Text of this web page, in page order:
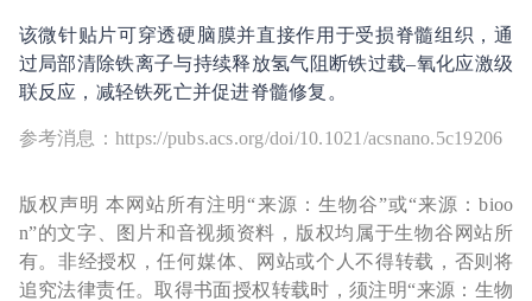
该微针贴片可穿透硬脑膜并直接作用于受损脊髓组织，通
过局部清除铁离子与持续释放氢气阻断铁过载–氧化应激级
联反应，减轻铁死亡并促进脊髓修复。
参考消息：https://pubs.acs.org/doi/10.1021/acsnano.5c19206
版权声明 本网站所有注明“来源：生物谷”或“来源：bioo
n”的文字、图片和音视频资料，版权均属于生物谷网站所
有。非经授权，任何媒体、网站或个人不得转载，否则将
追究法律责任。取得书面授权转载时，须注明“来源：生物